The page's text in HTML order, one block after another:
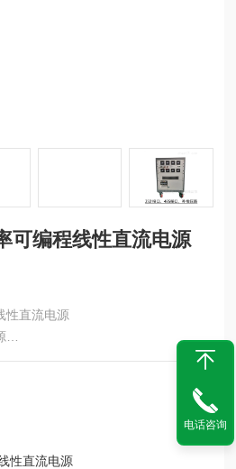
可编程线性直流电源
性直流电源
到12KW的可编程线性直流电源，
整率和低纹波与低噪声，自动选择内
于像电流突波这样的应用环境，高精
性直流电源
电话咨询